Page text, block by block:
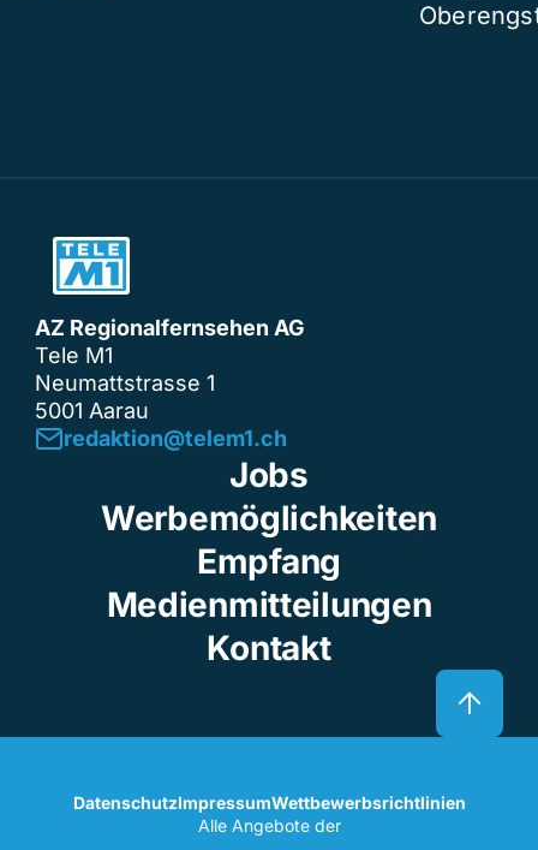
AZ Regionalfernsehen AG
Tele M1
Neumattstrasse 1
5001 Aarau
redaktion@telem1.ch
Jobs
Werbemöglichkeiten
Empfang
Medienmitteilungen
Kontakt
DatenschutzImpressumWettbewerbsrichtlinien
Alle Angebote der